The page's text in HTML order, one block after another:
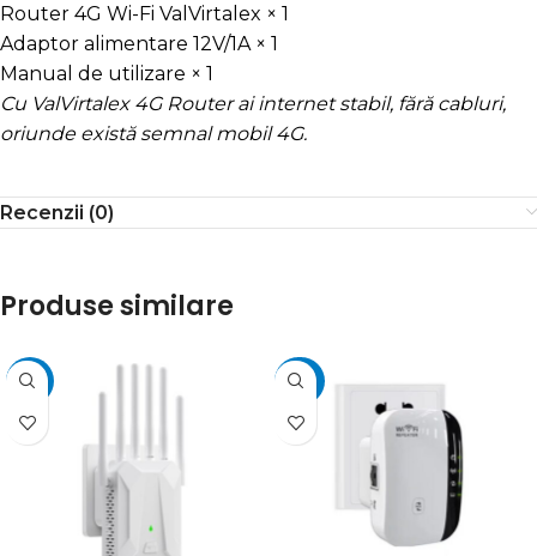
Router 4G Wi-Fi ValVirtalex × 1
Adaptor alimentare 12V/1A × 1
Manual de utilizare × 1
Cu ValVirtalex 4G Router ai internet stabil, fără cabluri,
oriunde există semnal mobil 4G.
Recenzii (0)
Produse similare
-19% -22%